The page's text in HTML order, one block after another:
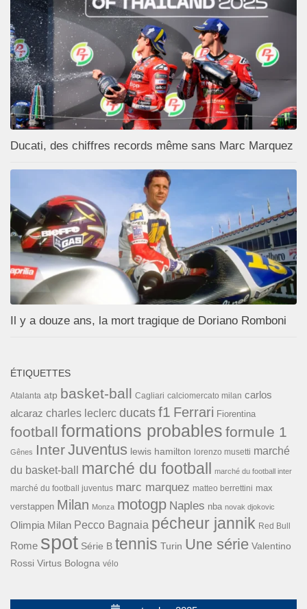
Ducati, des chiffres records même sans Marc Marquez
Il y a douze ans, la mort tragique de Doriano Romboni
ÉTIQUETTES
Atalanta atp basket-ball Cagliari calciomercato milan carlos
alcaraz charles leclerc ducats f1 Ferrari Fiorentina
football formations probables formule 1
Gênes InterJuventus lewis hamilton lorenzo musetti marché
du basket-ball
marché du football marché du football inter
marché du football juventus marc marquez matteo berrettini max
verstappen Milan Monza motogp Naples nba novak djokovic
Olimpia Milan Pecco Bagnaia pécheur jannik Red Bull
Rome spot Série B tennis Turin Une série Valentino
Rossi Virtus Bologna vélo